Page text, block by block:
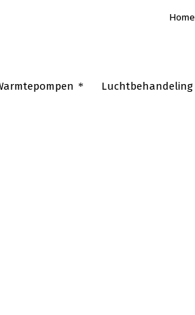
Home
Luchtbehandeling